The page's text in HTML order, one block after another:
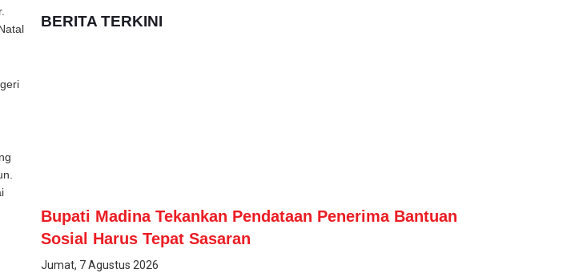
BERITA TERKINI
Bupati Madina Tekankan Pendataan Penerima Bantuan
Sosial Harus Tepat Sasaran
Jumat, 7 Agustus 2026